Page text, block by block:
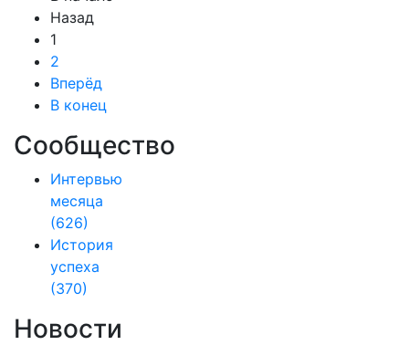
Назад
1
2
Вперёд
В конец
Сообщество
Интервью
месяца
(626)
История
успеха
(370)
Новости